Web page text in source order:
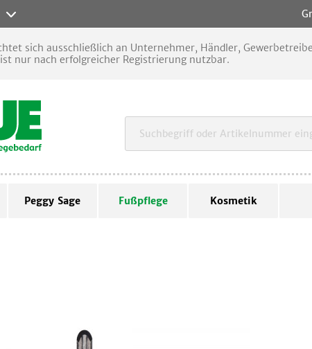
sich ausschließlich an Unternehmer, Händler,
nur nach erfolgreicher Registrierung nutzbar.
Peggy Sage Fußpflege Kosmetik